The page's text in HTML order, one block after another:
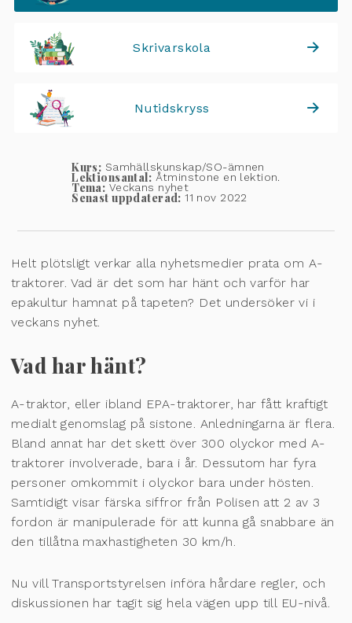
Skrivarskola
Nutidskryss
Kurs: Samhällskunskap/SO-ämnen
Lektionsantal: Åtminstone en lektion.
Tema: Veckans nyhet
Senast uppdaterad: 11 nov 2022
Helt plötsligt verkar alla nyhetsmedier prata om A-
traktorer. Vad är det som har hänt och varför har
epakultur hamnat på tapeten? Det undersöker vi i
veckans nyhet.
Vad har hänt?
A-traktor, eller ibland EPA-traktorer, har fått kraftigt
medialt genomslag på sistone. Anledningarna är flera.
Bland annat har det skett över 300 olyckor med A-
traktorer involverade, bara i år. Dessutom har fyra
personer omkommit i olyckor bara under hösten.
Samtidigt visar färska siffror från Polisen att 2 av 3
fordon är manipulerade för att kunna gå snabbare än
den tillåtna maxhastigheten 30 km/h.
Nu vill Transportstyrelsen införa hårdare regler, och
diskussionen har tagit sig hela vägen upp till EU-nivå.